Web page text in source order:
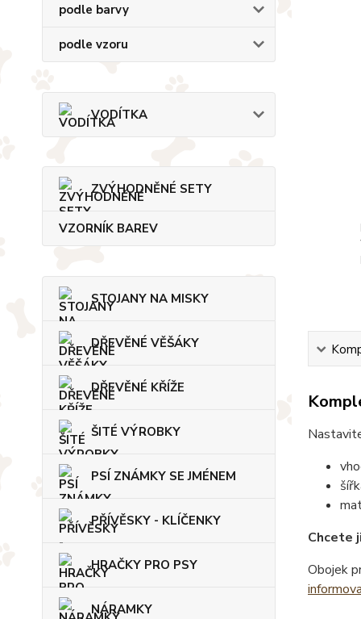
podle barvy
podle vzoru
VODÍTKA
ZVÝHODNĚNÉ SETY
VZORNÍK BAREV
STOJANY NA MISKY
DŘEVĚNÉ VĚŠÁKY
DŘEVĚNÉ KŘÍŽE
ŠITÉ VÝROBKY
PSÍ ZNÁMKY SE JMÉNEM
PŘÍVĚSKY - KLÍČENKY
HRAČKY PRO PSY
NÁRAMKY
Chcete
Obojek